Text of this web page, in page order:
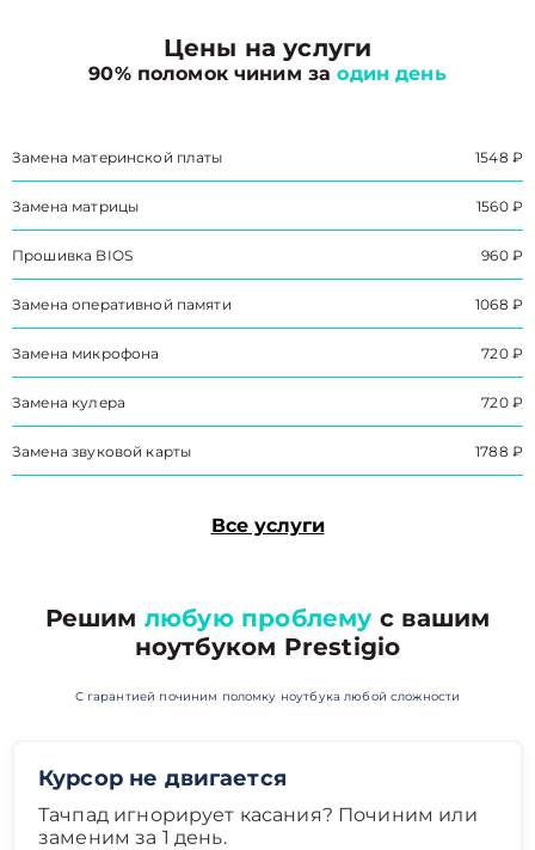
Цены на услуги
90% поломок чиним заодин день
Замена материнской платы 1548 ₽
Замена матрицы 1560 ₽
Прошивка BIOS 960 ₽
Замена оперативной памяти 1068 ₽
Замена микрофона 720 ₽
Замена кулера 720 ₽
Замена звуковой карты 1788 ₽
Все услуги
Решим любую проблему с вашим
ноутбуком Prestigio
С гарантией починим поломку ноутбука любой сложности
Курсор не двигается
Тачпад игнорирует касания? Починим или
заменим за 1 день.